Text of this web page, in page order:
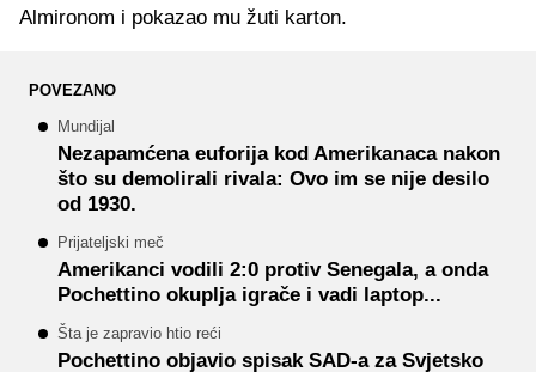
Almironom i pokazao mu žuti karton.
POVEZANO
Mundijal
Nezapamćena euforija kod Amerikanaca nakon
što su demolirali rivala: Ovo im se nije desilo
od 1930.
Prijateljski meč
Amerikanci vodili 2:0 protiv Senegala, a onda
Pochettino okuplja igrače i vadi laptop...
Šta je zapravio htio reći
Pochettino objavio spisak SAD-a za Svjetsko